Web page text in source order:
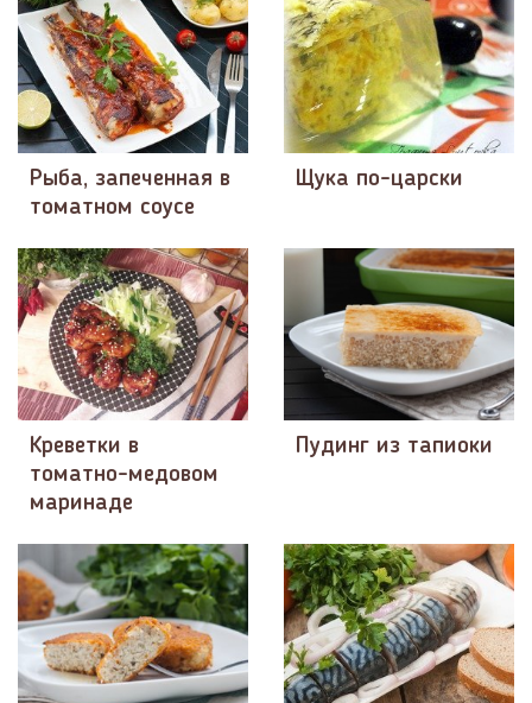
Рыба, запеченная в
томатном соусе
Щука по-царски
Креветки в
томатно-медовом
маринаде
Пудинг из тапиоки